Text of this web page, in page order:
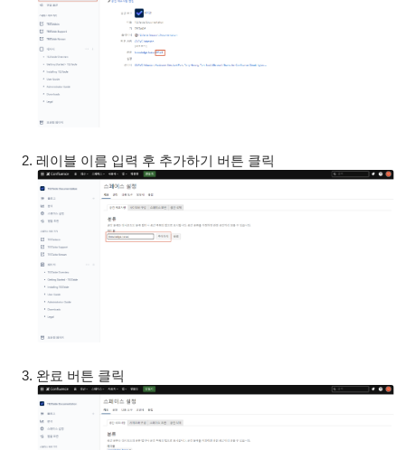
레이블 이름 입력 후 추가하기 버튼 클릭
완료 버튼 클릭